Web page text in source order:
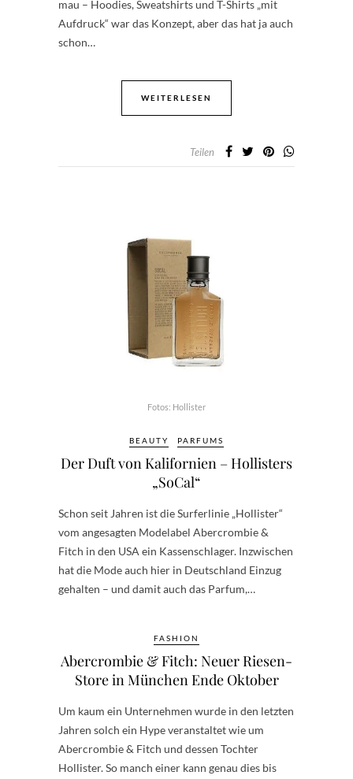
mau – Hoodies, Sweatshirts und T-Shirts „mit
Aufdruck“ war das Konzept, aber das hat ja auch
schon…
WEITERLESEN
Teilen
Fotos: Hollister
BEAUTY PARFUMS
Der Duft von Kalifornien – Hollisters
„SoCal“
Schon seit Jahren ist die Surferlinie „Hollister“
vom angesagten Modelabel Abercrombie &
Fitch in den USA ein Kassenschlager. Inzwischen
hat die Mode auch hier in Deutschland Einzug
gehalten – und damit auch das Parfum,…
FASHION
Abercrombie & Fitch: Neuer Riesen-
Store in München Ende Oktober
Um kaum ein Unternehmen wurde in den letzten
Jahren solch ein Hype veranstaltet wie um
Abercrombie & Fitch und dessen Tochter
Hollister. So manch einer kann genau dies bis